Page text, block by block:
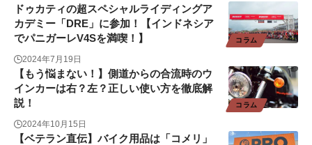
コラム
ドゥカティの超スペシャルライディングア
カデミー「DRE」に参加！【インドネシア
でパニガーレV4Sを満喫！】
2024年7月19日
コラム
【もう悩まない！】側道からの合流時のウ
インカーは右？左？正しい使い方を徹底解
説！
2024年10月15日
【ベテラン直伝】バイク用品は「コメリ」